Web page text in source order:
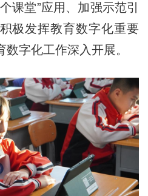
课堂”应用、加强示范引
极发挥教育数字化重要
字化工作深入开展。